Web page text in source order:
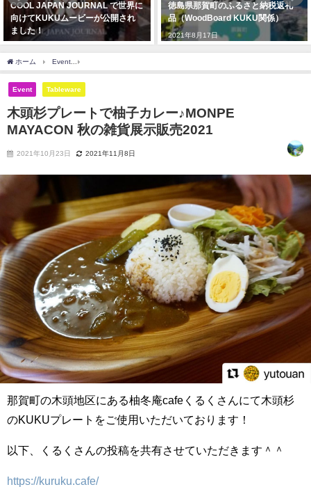
COOL JAPAN JOURNAL で世界に
向けてKUKUムービーが公開され
ました！
徳島県那賀町のふるさと納税返礼
品（WoodBoard KUKU関係）
2021年8月17日
ホーム Event
Event Tableware
木頭杉プレートで柚子カレー♪MONPE
MAYACON 秋の雑貨展示販売2021
2021年10月23日 2021年11月8日
那賀町の木頭地区にある柚冬庵cafeくるくさんにて木頭杉
のKUKUプレートをご使用いただいております！
以下、くるくさんの投稿を共有させていただきます＾＾
https://kuruku.cafe/